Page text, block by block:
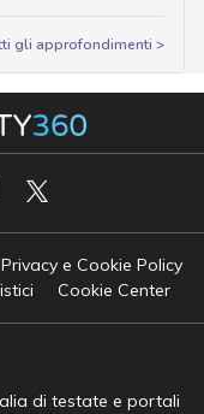
gli approfondimenti >
Privacy e Cookie Policy
Cookie Center
di testate e portali